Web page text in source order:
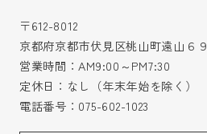
〒612-8012
京都府京都市伏見区桃山町遠山６９
営業時間：AM9:00～PM7:30
定休日：なし（年末年始を除く）
電話番号： 075-602-1023